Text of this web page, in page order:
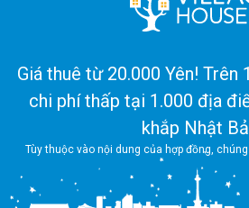
Giá thuê từ 20.000 Yên! Trên
chi phí thấp tại 1.000 địa
khắp Nhật
Tùy thuộc vào nội dung của hợp đồng,